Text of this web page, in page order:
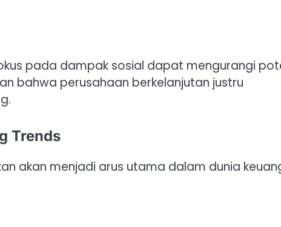
pada dampak sosial dapat mengurangi
bahwa perusahaan berkelanjutan justru
Trends
akan menjadi arus utama dalam dunia